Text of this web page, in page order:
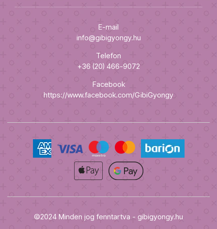
E-mail
info@gibigyongy.hu
Telefon
+36 (20) 466-9072
Facebook
https://www.facebook.com/GibiGyongy
©2024 Minden jog fenntartva - gibigyongy.hu